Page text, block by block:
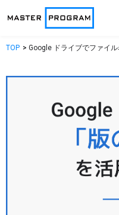
アプリ別使い方動画
TOP Google ドライブでファイ